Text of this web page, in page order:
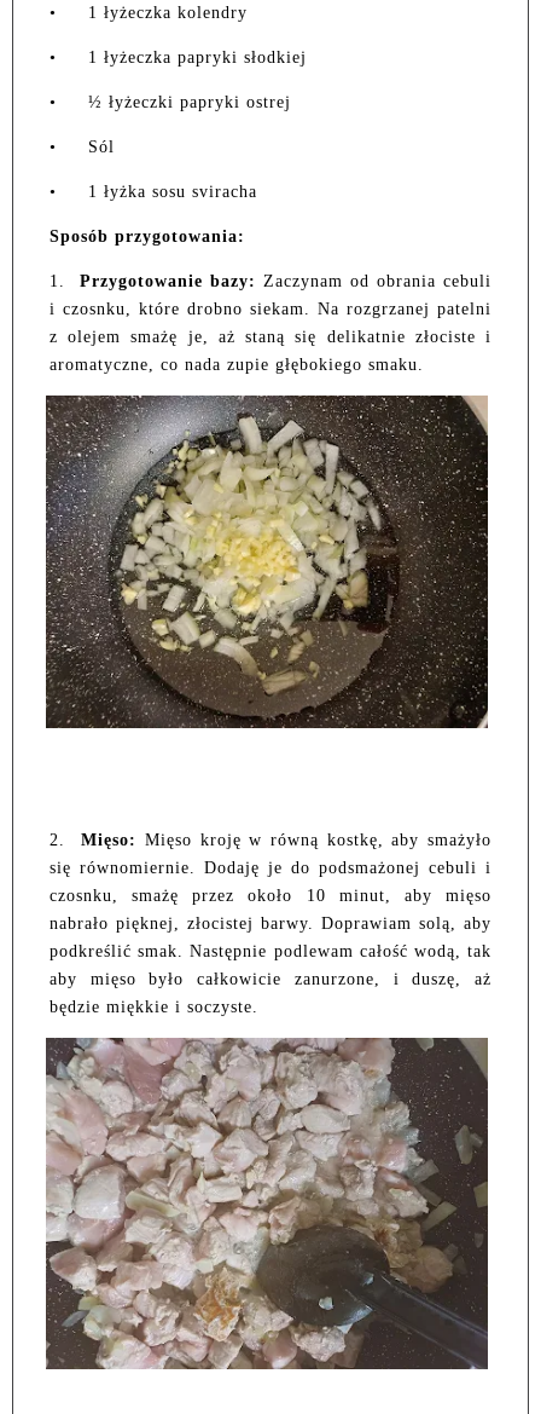
• 1 łyżeczka kolendry
• 1 łyżeczka papryki słodkiej
• ½ łyżeczki papryki ostrej
• Sól
• 1 łyżka sosu sviracha
Sposób przygotowania:
1. Przygotowanie bazy: Zaczynam od obrania cebuli
i czosnku, które drobno siekam. Na rozgrzanej patelni
z olejem smażę je, aż staną się delikatnie złociste i
aromatyczne, co nada zupie głębokiego smaku.
2.Mięso: Mięso kroję w równą kostkę, aby smażyło
się równomiernie. Dodaję je do podsmażonej cebuli i
czosnku, smażę przez około 10 minut, aby mięso
nabrało pięknej, złocistej barwy. Doprawiam solą, aby
podkreślić smak. Następnie podlewam całość wodą, tak
aby mięso było całkowicie zanurzone, i duszę, aż
będzie miękkie i soczyste.